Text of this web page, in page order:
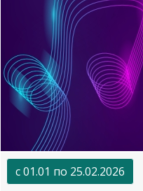
с 01.01 по 25.02.2026